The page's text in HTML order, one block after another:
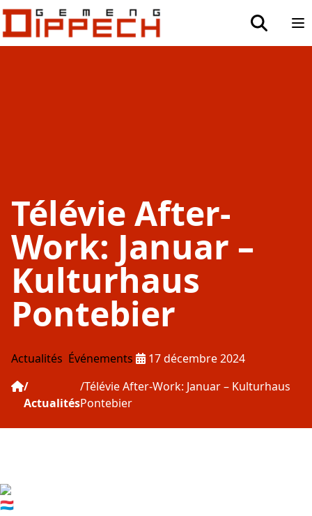
Aller au contenu principal
Aller à la recherche
toggle
Télévie After-
Work: Januar –
Kulturhaus
Pontebier
Actualités Événements Publié le :
17 décembre 2024
Actualités
Télévie After-Work: Januar – Kulturhaus
Pontebier